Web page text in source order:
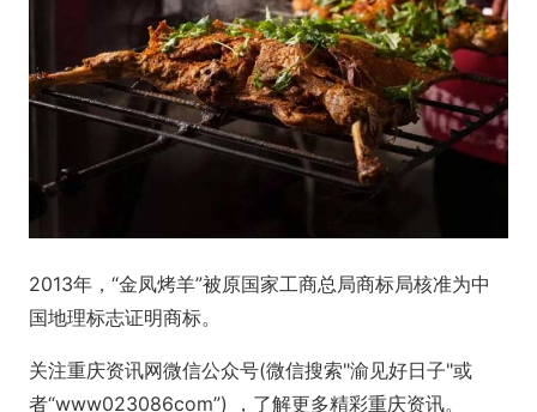
2013年，“金凤烤羊”被原国家工商总局商标局核准为中
国地理标志证明商标。
关注重庆资讯网微信公众号(微信搜索"渝见好日子"或
者“www023086com”) ，了解更多精彩重庆资讯。